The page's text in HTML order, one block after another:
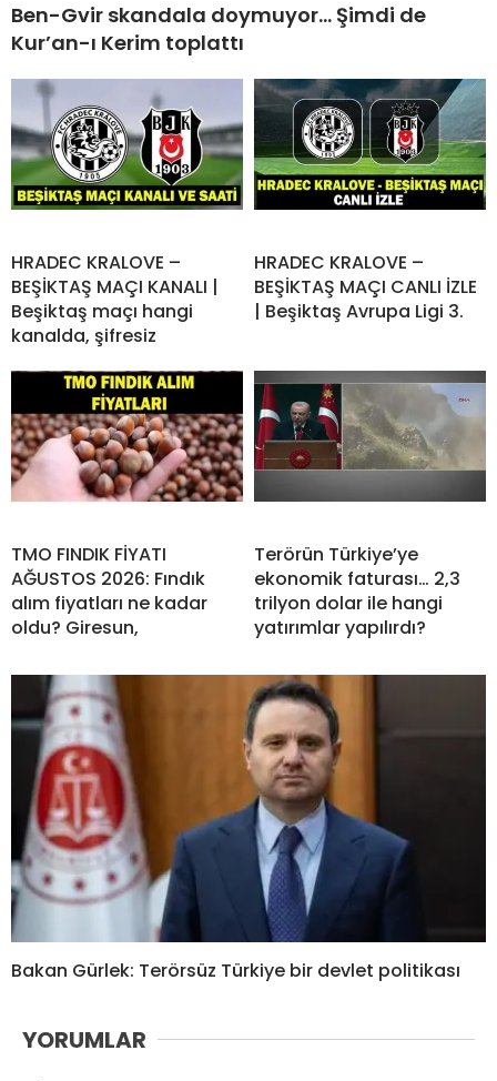
Ben-Gvir skandala doymuyor… Şimdi de
Kur’an-ı Kerim toplattı
HRADEC KRALOVE –
BEŞİKTAŞ MAÇI KANALI |
Beşiktaş maçı hangi
kanalda, şifresiz
HRADEC KRALOVE –
BEŞİKTAŞ MAÇI CANLI İZLE
| Beşiktaş Avrupa Ligi 3.
TMO FINDIK FİYATI
AĞUSTOS 2026: Fındık
alım fiyatları ne kadar
oldu? Giresun,
Terörün Türkiye’ye
ekonomik faturası… 2,3
trilyon dolar ile hangi
yatırımlar yapılırdı?
Bakan Gürlek: Terörsüz Türkiye bir devlet politikası
YORUMLAR